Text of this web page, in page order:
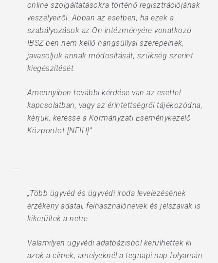
online szolgáltatásokra történő regisztrációjának
veszélyeiről. Abban az esetben, ha ezek a
szabályozások az Ön intézményére vonatkozó
IBSZ-ben nem kellő hangsúllyal szerepelnek,
javasoljuk annak módosítását, szükség szerint
kiegészítését.
Amennyiben további kérdése van az esettel
kapcsolatban, vagy az érintettségről tájékozódna,
kérjük, keresse a Kormányzati Eseménykezelő
Központot.[NEIH]”
—
„Több ügyvéd és ügyvédi iroda levelezésének
érzékeny adatai, felhasználónevek és jelszavak is
kikerültek a netre.
Valamilyen ügyvédi adatbázisból kerülhettek ki
azok a címek, amelyeknél a tegnapi nap folyamán